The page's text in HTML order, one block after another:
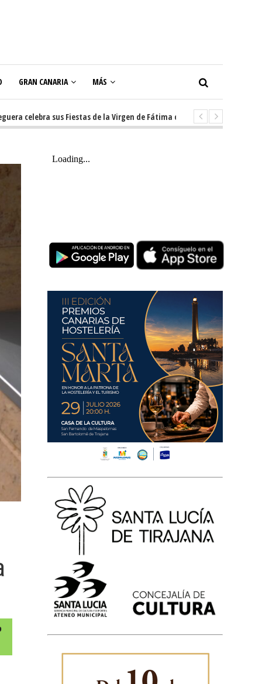
GRAN CANARIA MÁS
sus Fiestas de la Virgen de Fátima con diez días de tradición, música y